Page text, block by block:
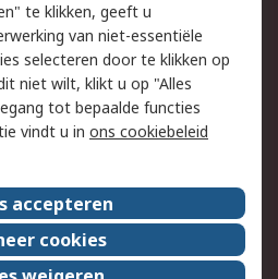
Email veiligheid
Websitevoorwaarden
Over ons
Werken bij RS
te klikken, geeft u
van niet-essentiële
selecteren door te klikken op
niet wilt, klikt u op "Alles
tot bepaalde functies
vindt u in ons cookiebeleid
accepteren
cookies